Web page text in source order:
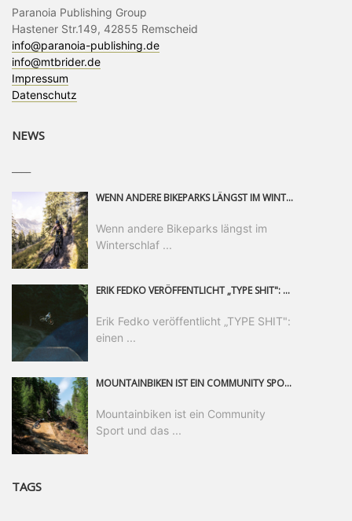
Paranoia Publishing Group
Hastener Str.149, 42855 Remscheid
info@paranoia-publishing.de
info@mtbrider.de
Impressum
Datenschutz
NEWS
WENN ANDERE BIKEPARKS LÄNGST IM WINTERSCHLAF SIND, IST MAN IN SAALFELDEN LEOGANG IMMER NOCH AM MOUNTAINBIKEN. IST DER HERBST DIE SCHÖNSTE ZEIT DES JAHRES? AUF DEN TRAILS RUND UM SAALFELDEN LEOGANG UND IM EPIC BIKEPARK LEOGANG IST ER DAS AUF JEDEN FALL – UND DIE GEFÜHLT DIE LÄNGSTE NOCH DAZU. NOCH BIS MINDESTENS 8. NOVEMBER STEHT DAS PINZGAUER MOUNTAINBIKE-PARADIES ALLEN RIDERN OFFEN, DIE EINFACH NICHT GENUG KRIEGEN KÖNNEN. DABEI HÄLT DIE GOLDENE JAHRESZEIT IN SAALFELDEN LEOGANG WEIT MEHR ALS LINES, TRAILS UND HERBSTPANORAMEN BEREIT: MIT DEM BIKE FESTIVAL, VERSCHIEDENEN LADIES SHRED EVENTS UND EINEM DIE GESAMTE SAISON ANDAUERNDEN PHOTO CONTEST ZUM 25-JÄHRIGEN BIKEPARK-JUBILÄUM GIBT ES RUND UM ÖSTERREICHS ÄLTESTEN BIKEPARK EINIGES ZU ERLEBEN.
Wenn andere Bikeparks längst im
Winterschlaf ...
ERIK FEDKO VERÖFFENTLICHT „TYPE SHIT": EINEN 23-MINÜTIGEN MOUNTAINBIKE-FILM, ÜBER DREI JAHRE RUND UM DIE WELT GEDREHT. ZEITGLEICH LAUNCHT ER DIE GLEICHNAMIGE KOLLEKTION SEINER BRAND TYPE. EIN SEGMENT DES FILMS ERSCHEINT SEPARAT AUF RED BULL BIKE.
Erik Fedko veröffentlicht „TYPE SHIT":
einen ...
MOUNTAINBIKEN IST EIN COMMUNITY SPORT UND DAS BEWEIST SICH IN DER BIKE REPUBLIC SÖLDEN GERADE EINDRUCKSVOLL AUF ALLEN LEVELN. FREERIDE PROFI, SHAPERIN UND FRISCH GEWÄHLTE SWATCH NINES MVP VERO SANDLER IST BEGEISTERT VON DER VIELFALT DER BIKE DESTINATION, DER NEUEN JUMPLINE UND PLÄDIERT FÜR MUT BEI (FRAUEN) COMMUNITIES. VERO UND IHR VERLOBTER SAM HODGES VERBRINGEN MEHRERE MONATE IN DER BIKE REPUBLIC UND LASSEN UNS DARAN TEILHABEN. UM COMMUNITY GEHT ES AUCH BEI DER PARTNERSCHAFT ZWISCHEN SÖLDEN UND DEM NEUEN RIDERS PARK DONOVALY IN DER SLOWAKEI: DER DORTIGE TOURISMUSDIREKTOR JIRI PEC IST ÜBERZEUGT: VON MEHR BIKEPARKS PROFITIERT DIE GANZE MTB-SZENE – UND MIT DOMINIK LINSER, GESCHÄFTSFÜHRER DER BRS, HAT ER DAMIT DEN PERFEKTEN PARTNER GEFUNDEN.
Mountainbiken ist ein Community
Sport und das ...
TAGS